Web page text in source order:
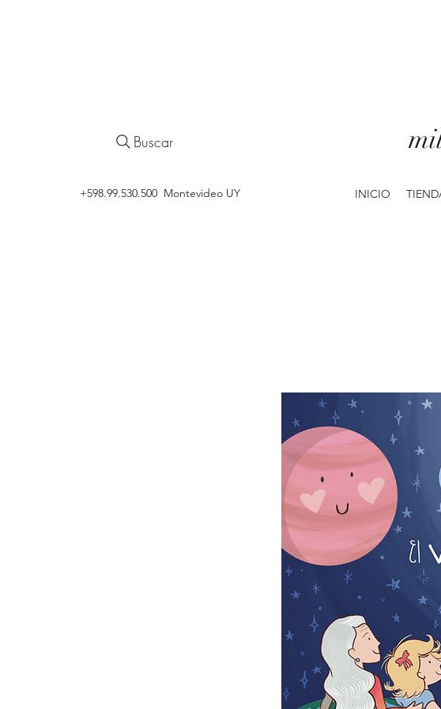
Buscar
INICIO
‭+598.99.530.500 Montevideo UY